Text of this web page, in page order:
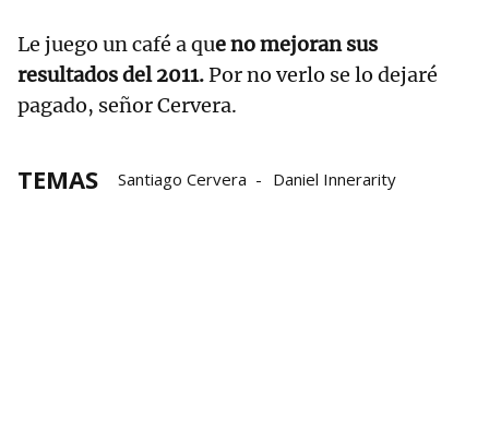
Le juego un café a que no mejoran sus
resultados del 2011.Por no verlo se lo dejaré
pagado, señor Cervera.
TEMAS Santiago Cervera Daniel Innerarity